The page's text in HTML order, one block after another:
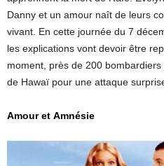
Danny et un amour naît de leurs
vivant. En cette journée du 7
les explications vont devoir être
moment, près de 200
de Hawaï pour une attaque
Amour et Amnésie